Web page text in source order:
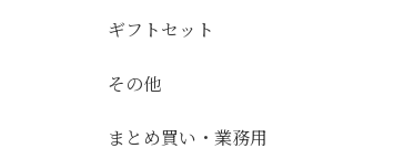
ギフトセット
その他
まとめ買い・業務用